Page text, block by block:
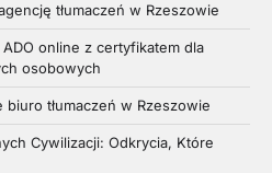
tłumaczeń w Rzeszowie
online z certyfikatem dla
osobowych
tłumaczeń w Rzeszowie
Cywilizacji: Odkrycia, Które